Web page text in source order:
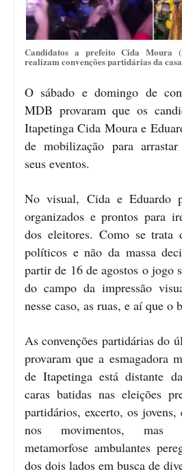
Candidatos a prefeito Cida Moura
realizam convenções partidárias da
O sábado e domingo de
MDB provaram que os
Itapetinga Cida Moura e
de mobilização para
seus eventos.
No visual, Cida e Eduardo
organizados e prontos para
dos eleitores. Como se trata
políticos e não da massa
partir de 16 de agostos o jogo
do campo da impressão
nesse caso, as ruas, e aí que o
As convenções partidárias do
provaram que a esmagadora
de Itapetinga está distante
caras batidas nas eleições
partidários, excerto, os jovens,
nos movimentos, mas
metamorfose ambulantes
dos dois lados em busca de